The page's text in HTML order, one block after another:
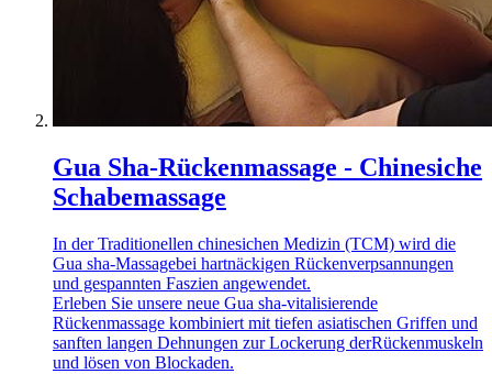
Gua Sha-Rückenmassage - Chinesiche
Schabemassage
In der Traditionellen chinesichen Medizin (TCM) wird die
Gua sha-Massagebei hartnäckigen Rückenverpsannungen
und gespannten Faszien angewendet.
Erleben Sie unsere neue Gua sha-vitalisierende
Rückenmassage kombiniert mit tiefen asiatischen Griffen und
sanften langen Dehnungen zur Lockerung derRückenmuskeln
und lösen von Blockaden.